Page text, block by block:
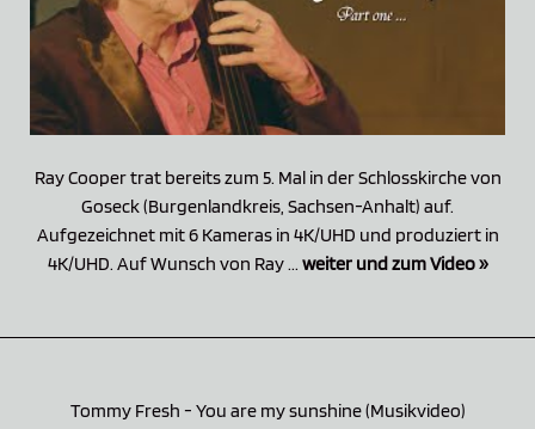
Ray Cooper trat bereits zum 5. Mal in der Schlosskirche von
Goseck (Burgenlandkreis, Sachsen-Anhalt) auf.
Aufgezeichnet mit 6 Kameras in 4K/UHD und produziert in
4K/UHD. Auf Wunsch von Ray ... weiter und zum Video »
Tommy Fresh - You are my sunshine (Musikvideo)